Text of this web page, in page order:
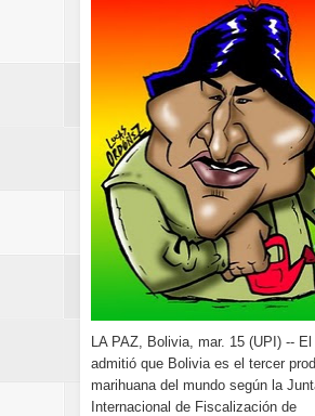
LA PAZ, Bolivia, mar. 15 (UPI) -- El
admitió que Bolivia es el tercer
marihuana del mundo según la
Internacional de Fiscalización de